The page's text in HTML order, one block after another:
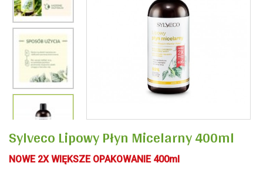
Sylveco Lipowy Płyn Micelarny 400ml
NOWE 2X WIĘKSZE OPAKOWANIE 400ml